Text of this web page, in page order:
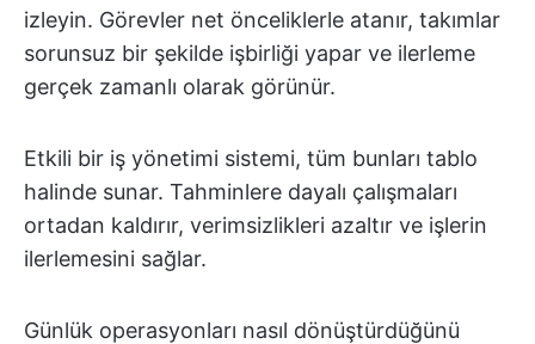
izleyin. Görevler net önceliklerle atanır, takımlar
sorunsuz bir şekilde işbirliği yapar ve ilerleme
gerçek zamanlı olarak görünür.
Etkili bir iş yönetimi sistemi, tüm bunları tablo
halinde sunar. Tahminlere dayalı çalışmaları
ortadan kaldırır, verimsizlikleri azaltır ve işlerin
ilerlemesini sağlar.
Günlük operasyonları nasıl dönüştürdüğünü